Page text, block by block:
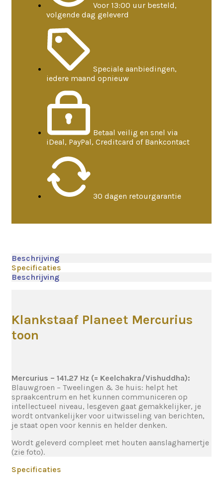
Voor 13:00 uur besteld,
volgende dag geleverd
Speciale aanbiedingen,
iedere maand opnieuw
Betaal veilig en snel via
iDeal, PayPal, Creditcard of Bankcontact
30 dagen retourgarantie
Beschrijving
Specificaties
Beschrijving
Klankstaaf Planeet Mercurius
toon
Mercurius – 141.27 Hz (= Keelchakra/Vishuddha):
Blauwgroen – Tweelingen & 3e huis: helpt het
spraakcentrum en het kunnen communiceren op
intellectueel niveau, lesgeven gaat gemakkelijker, je
wordt ontvankelijker voor uitwisseling van berichten,
je staat open voor kennis en helder denken.
Wordt geleverd compleet met houten aanslaghamertje
(zie foto).
Specificaties